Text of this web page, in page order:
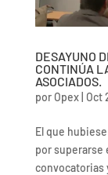
DESAYUNO
CONTINÚA
ASOCIADOS.
por Opex| Oct
El que
por superarse
convocatorias